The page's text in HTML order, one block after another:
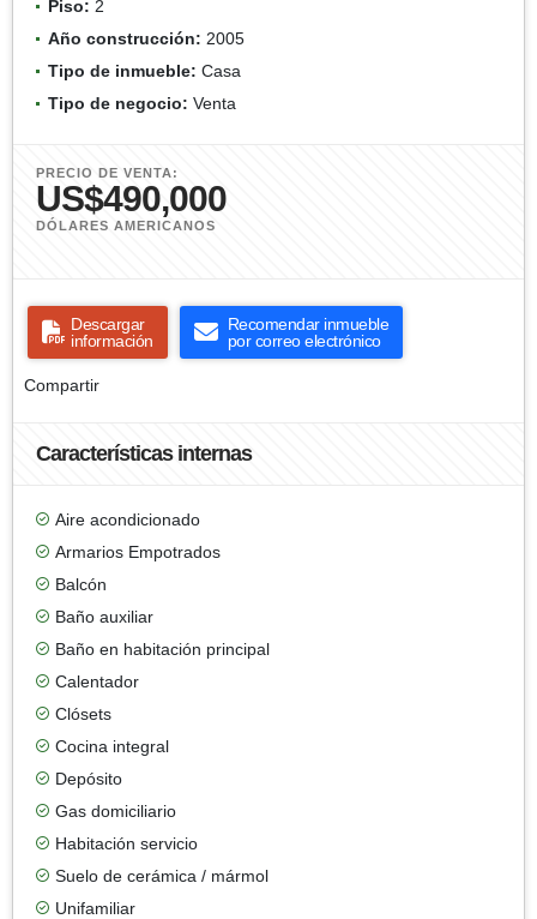
Piso: 2
Año construcción: 2005
Tipo de inmueble: Casa
Tipo de negocio: Venta
PRECIO DE VENTA:
US$490,000
DÓLARES AMERICANOS
Descargar
información
Recomendar inmueble
por correo electrónico
Compartir
Características internas
Aire acondicionado
Armarios Empotrados
Balcón
Baño auxiliar
Baño en habitación principal
Calentador
Clósets
Cocina integral
Depósito
Gas domiciliario
Habitación servicio
Suelo de cerámica / mármol
Unifamiliar